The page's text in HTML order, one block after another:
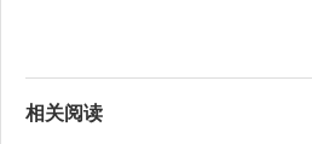
相关阅读